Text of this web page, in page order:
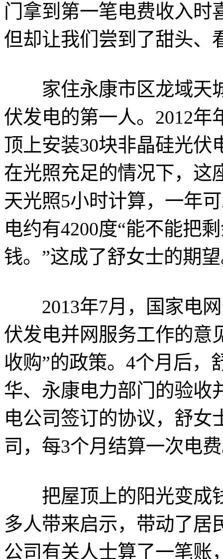
门拿到第一笔电费收入时
但却让我们尝到了甜头、
家住永康市区龙域天
伏发电的第一人。2012年
顶上安装30块非晶硅光伏
在光照充足的情况下，这
天光照5小时计算，一年
电约有4200度“能不能把
钱。”这成了舒女士的期
2013年7月，国家电网
伏发电并网服务工作的意
收购”的政策。4个月后，
华、永康电力部门的验收
电公司签订的协议，舒女
司，每3个月结算一次电
把屋顶上的阳光变成
多人带来启示，带动了居
公司有关人士算了一笔账